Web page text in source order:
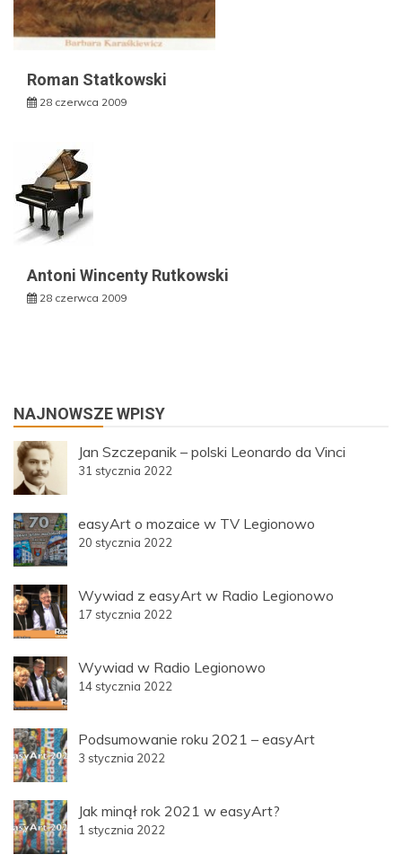
Roman Statkowski
28 czerwca 2009
Antoni Wincenty Rutkowski
28 czerwca 2009
NAJNOWSZE WPISY
Jan Szczepanik – polski Leonardo da Vinci
31 stycznia 2022
easyArt o mozaice w TV Legionowo
20 stycznia 2022
Wywiad z easyArt w Radio Legionowo
17 stycznia 2022
Wywiad w Radio Legionowo
14 stycznia 2022
Podsumowanie roku 2021 – easyArt
3 stycznia 2022
Jak minął rok 2021 w easyArt?
1 stycznia 2022